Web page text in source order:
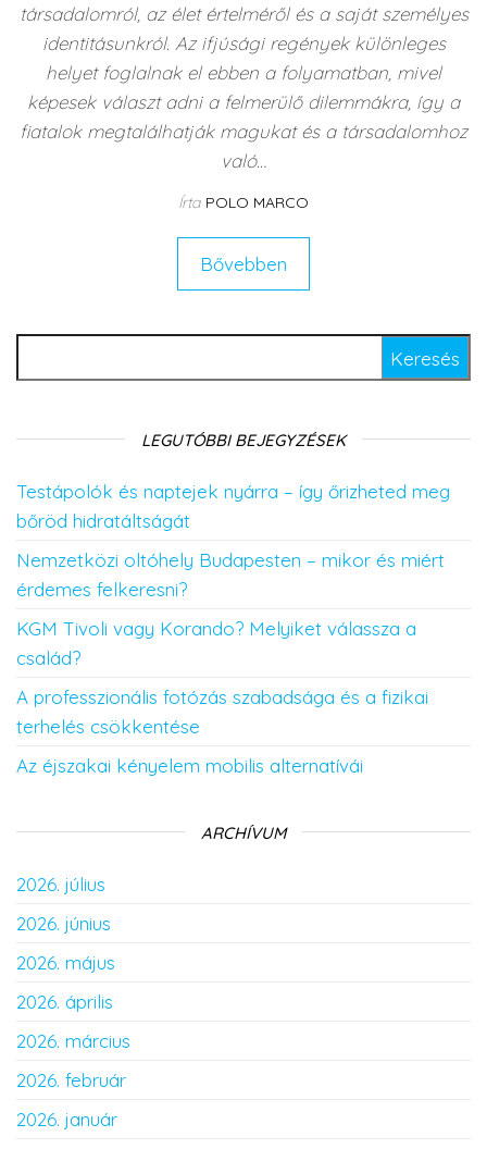
társadalomról, az élet értelméről és a saját személyes
identitásunkról. Az ifjúsági regények különleges
helyet foglalnak el ebben a folyamatban, mivel
képesek választ adni a felmerülő dilemmákra, így a
fiatalok megtalálhatják magukat és a társadalomhoz
való…
Írta POLO MARCO
Bővebben
LEGUTÓBBI BEJEGYZÉSEK
Testápolók és naptejek nyárra – így őrizheted meg
bőröd hidratáltságát
Nemzetközi oltóhely Budapesten – mikor és miért
érdemes felkeresni?
KGM Tivoli vagy Korando? Melyiket válassza a
család?
A professzionális fotózás szabadsága és a fizikai
terhelés csökkentése
Az éjszakai kényelem mobilis alternatívái
ARCHÍVUM
2026. július
2026. június
2026. május
2026. április
2026. március
2026. február
2026. január